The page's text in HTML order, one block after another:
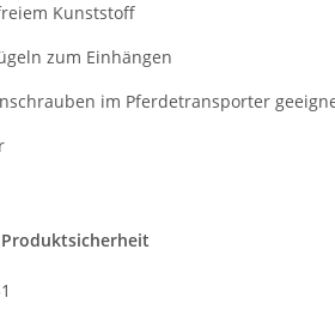
Kunststoff
zum Einhängen
im Pferdetransporter